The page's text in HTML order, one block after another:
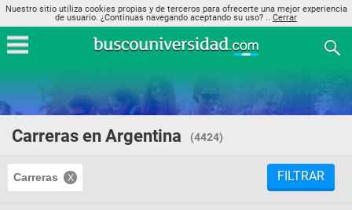
Nuestro sitio utiliza cookies propias y de terceros para ofrecerte una mejor experiencia
de usuario. ¿Continuas navegando aceptando su uso? .. Cerrar
Carreras en Argentina (4424)
Carreras FILTRAR